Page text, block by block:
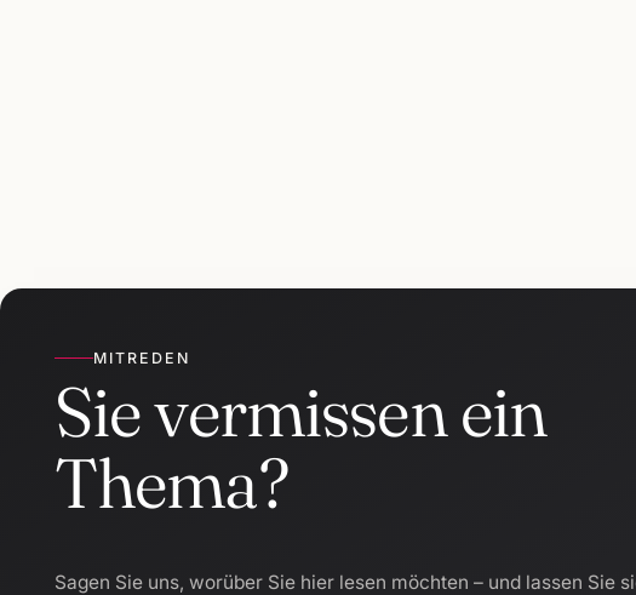
MITREDEN
Sie vermissen ein
Thema?
Sagen Sie uns, worüber Sie hier lesen möchten – und lassen Sie